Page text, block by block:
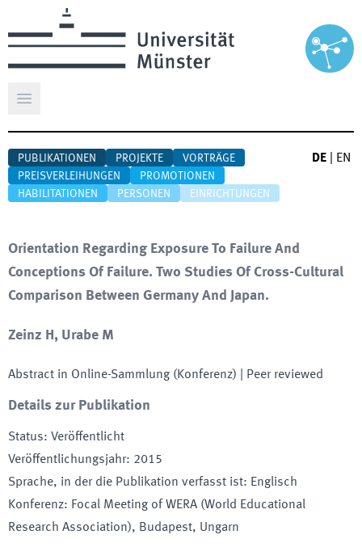
Hauptmenü öffnen
PUBLIKATIONEN PROJEKTE
VORTRÄGE
PREISVERLEIHUNGEN
PROMOTIONEN
HABILITATIONEN
PERSONEN EINRICHTUNGEN
DE EN
Orientation Regarding Exposure To Failure And
Conceptions Of Failure. Two Studies Of Cross-Cultural
Comparison Between Germany And Japan.
Zeinz H, Urabe M
Abstract in Online-Sammlung (Konferenz) | Peer reviewed
Details zur Publikation
Status: Veröffentlicht
Veröffentlichungsjahr: 2015
Sprache, in der die Publikation verfasst ist: Englisch
Konferenz: Focal Meeting of WERA (World Educational
Research Association), Budapest, Ungarn